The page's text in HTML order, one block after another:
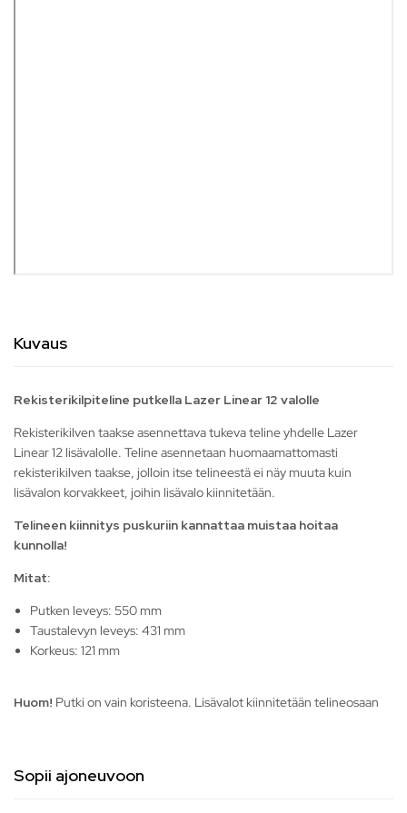
Kuvaus
Rekisterikilpiteline putkella Lazer Linear 12 valolle
Rekisterikilven taakse asennettava tukeva teline yhdelle Lazer
Linear 12 lisävalolle. Teline asennetaan huomaamattomasti
rekisterikilven taakse, jolloin itse telineestä ei näy muuta kuin
lisävalon korvakkeet, joihin lisävalo kiinnitetään.
Telineen kiinnitys puskuriin kannattaa muistaa hoitaa
kunnolla!
Mitat:
Putken leveys: 550 mm
Taustalevyn leveys: 431 mm
Korkeus: 121 mm
Huom! Putki on vain koristeena. Lisävalot kiinnitetään telineosaan
Sopii ajoneuvoon